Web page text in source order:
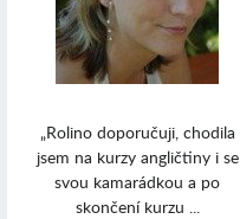
„Rolino doporučuji, chodila
jsem na kurzy angličtiny i se
svou kamarádkou a po
skončení kurzu ...